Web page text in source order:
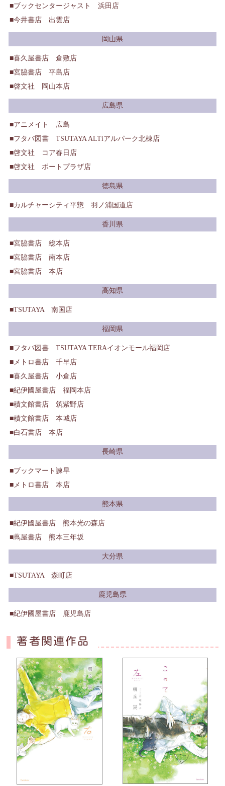
ブックセンタージャスト 浜田店
今井書店 出雲店
岡山県
喜久屋書店 倉敷店
宮脇書店 平島店
啓文社 岡山本店
広島県
アニメイト 広島
フタバ図書 TSUTAYA ALTiアルパーク北棟店
啓文社 コア春日店
啓文社 ポートプラザ店
徳島県
カルチャーシティ平惣 羽ノ浦国道店
香川県
宮脇書店 総本店
宮脇書店 南本店
宮脇書店 本店
高知県
TSUTAYA 南国店
福岡県
フタバ図書 TSUTAYA TERAイオンモール福岡店
メトロ書店 千早店
喜久屋書店 小倉店
紀伊國屋書店 福岡本店
積文館書店 筑紫野店
積文館書店 本城店
白石書店 本店
長崎県
ブックマート諫早
メトロ書店 本店
熊本県
紀伊國屋書店 熊本光の森店
蔦屋書店 熊本三年坂
大分県
TSUTAYA 森町店
鹿児島県
紀伊國屋書店 鹿児島店
著者関連作品